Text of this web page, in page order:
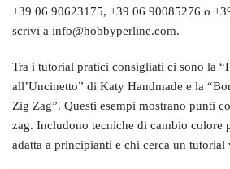
+39 06 90623175, +39 06 90085276 o
scrivi a info@hobbyperline.com.
Tra i tutorial pratici consigliati ci sono la
all’Uncinetto” di Katy Handmade e la
Zig Zag”. Questi esempi mostrano punti
zag. Includono tecniche di cambio colore
adatta a principianti e chi cerca un tutorial